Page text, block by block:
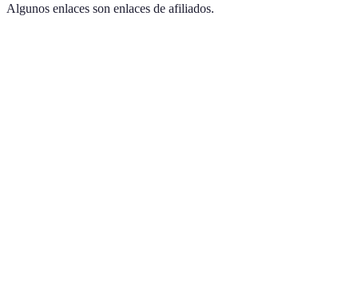
Algunos enlaces son enlaces de afiliados.